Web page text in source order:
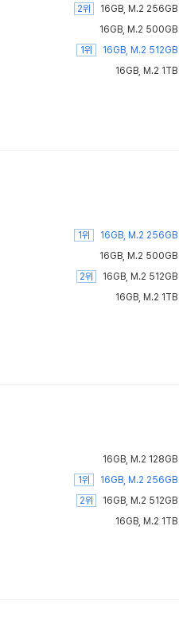
2위
16GB, M.2 256GB
16GB, M.2 500GB
1위
16GB, M.2 512GB
16GB, M.2 1TB
1위
16GB, M.2 256GB
16GB, M.2 500GB
2위
16GB, M.2 512GB
16GB, M.2 1TB
16GB, M.2 128GB
1위
16GB, M.2 256GB
2위
16GB, M.2 512GB
16GB, M.2 1TB